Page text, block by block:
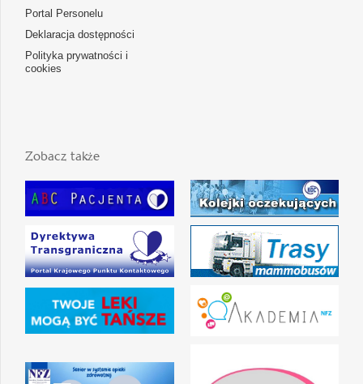
Portal Personelu
Deklaracja dostępności
Polityka prywatności i
cookies
Zobacz także